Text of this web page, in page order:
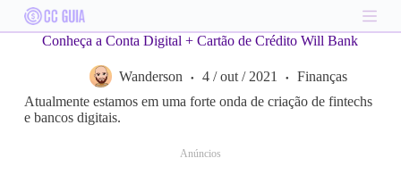
S
k
Conheça a Conta Digital + Cartão de Crédito Will Bank
Wanderson 4 / out / 2021
Finanças
Atualmente estamos em uma forte onda de criação de fintechs
e bancos digitais.
Anúncios